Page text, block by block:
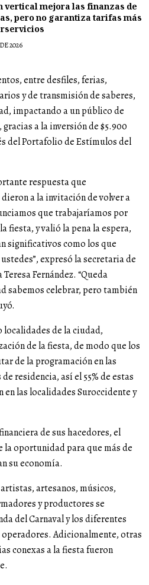
vertical mejora las finanzas de
pero no garantiza tarifas más
2026
entre desfiles, ferias,
y de transmisión de saberes,
impactando a un público de
a la inversión de $5.900
del Portafolio de Estímulos del
respuesta que
a la invitación de volver a
que trabajaríamos por
fiesta, y valió la pena la espera,
significativos como los que
expresó la secretaria de
Fernández. “Queda
sabemos celebrar, pero también
localidades de la ciudad,
de la fiesta, de modo que los
de la programación en las
residencia, así el 55% de estas
las localidades Suroccidente y
de sus hacedores, el
la oportunidad para que más de
su economía.
artesanos, músicos,
y productores se
del Carnaval y los diferentes
Adicionalmente, otras
conexas a la fiesta fueron